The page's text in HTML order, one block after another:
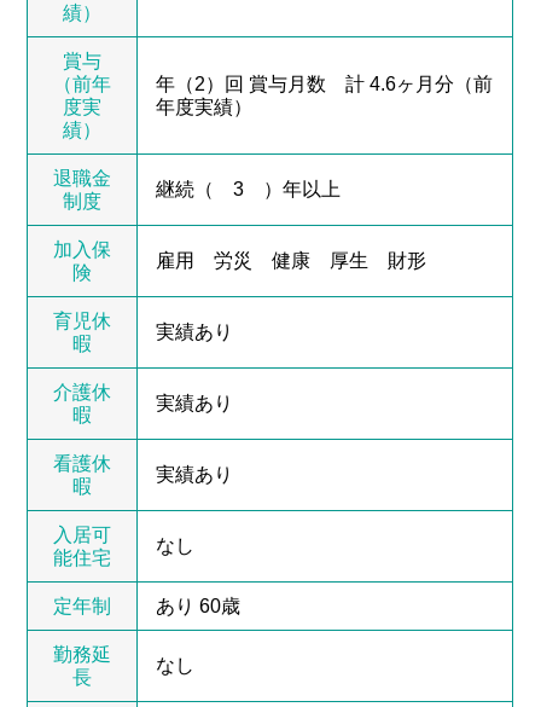
績）
賞与
（前年
度実
績）
年（2）回 賞与月数 計 4.6ヶ月分（前
年度実績）
退職金
制度
継続（ 3 ）年以上
加入保
険
雇用 労災 健康 厚生 財形
育児休
暇
実績あり
介護休
暇
実績あり
看護休
暇
実績あり
入居可
能住宅
なし
定年制 あり 60歳
勤務延
長
なし